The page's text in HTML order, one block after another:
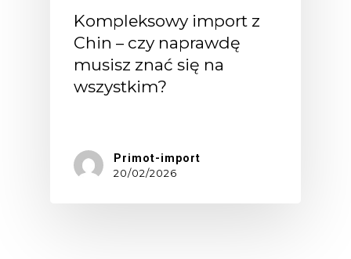
Kompleksowy import z
Chin – czy naprawdę
musisz znać się na
wszystkim?
Primot-import
20/02/2026